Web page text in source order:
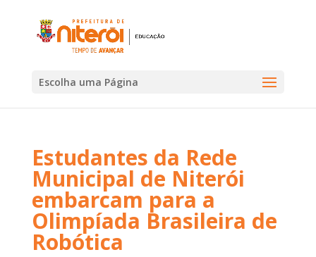
Escolha uma Página
Estudantes da Rede
Municipal de Niterói
embarcam para a
Olimpíada Brasileira de
Robótica